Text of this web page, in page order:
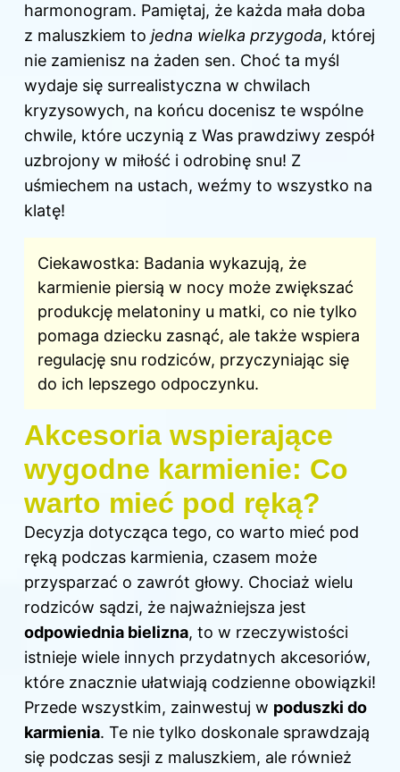
harmonogram. Pamiętaj, że każda mała doba
z maluszkiem to jedna wielka przygoda, której
nie zamienisz na żaden sen. Choć ta myśl
wydaje się surrealistyczna w chwilach
kryzysowych, na końcu docenisz te wspólne
chwile, które uczynią z Was prawdziwy zespół
uzbrojony w miłość i odrobinę snu! Z
uśmiechem na ustach, weźmy to wszystko na
klatę!
Ciekawostka: Badania wykazują, że
karmienie piersią w nocy może zwiększać
produkcję melatoniny u matki, co nie tylko
pomaga dziecku zasnąć, ale także wspiera
regulację snu rodziców, przyczyniając się
do ich lepszego odpoczynku.
Akcesoria wspierające
wygodne karmienie: Co
warto mieć pod ręką?
Decyzja dotycząca tego, co warto mieć pod
ręką podczas karmienia, czasem może
przysparzać o zawrót głowy. Chociaż wielu
rodziców sądzi, że najważniejsza jest
odpowiednia bielizna, to w rzeczywistości
istnieje wiele innych przydatnych akcesoriów,
które znacznie ułatwiają codzienne obowiązki!
Przede wszystkim, zainwestuj w poduszki do
karmienia. Te nie tylko doskonale sprawdzają
się podczas sesji z maluszkiem, ale również